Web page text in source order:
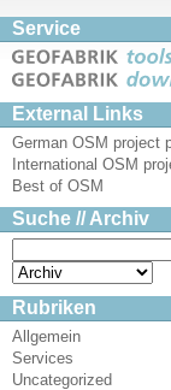
Service
External Links
German OSM project
International OSM
Best of OSM
Suche // Archiv
Rubriken
Allgemein
Services
Uncategorized